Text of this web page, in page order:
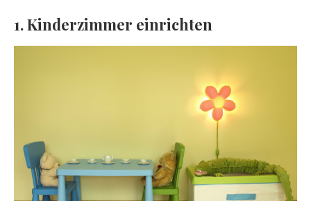
1. Kinderzimmer einrichten